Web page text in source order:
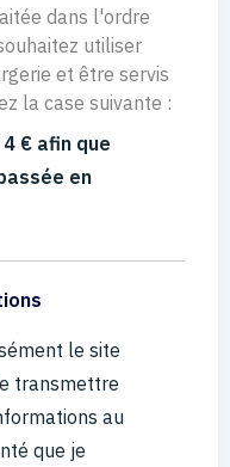
dans l'ordre
utiliser
et être servis
la case suivante :
€ afin que
en
le site
transmettre
au
que je